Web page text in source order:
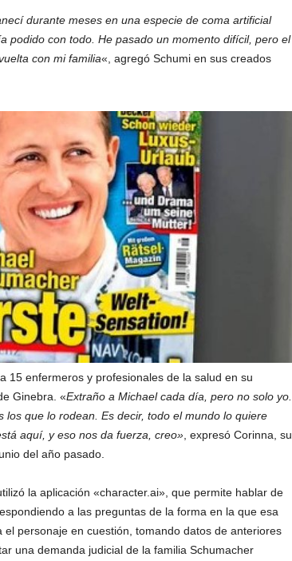
durante meses en una especie de coma artificial
podido con todo. He pasado un momento difícil, pero el
con mi familia«, agregó Schumi en sus creados
15 enfermeros y profesionales de la salud en su
Ginebra. «Extraño a Michael cada día, pero no solo yo.
que lo rodean. Es decir, todo el mundo lo quiere
aquí, y eso nos da fuerza, creo», expresó Corinna, su
del año pasado.
la aplicación «character.ai», que permite hablar de
a las preguntas de la forma en la que esa
personaje en cuestión, tomando datos de anteriores
una demanda judicial de la familia Schumacher